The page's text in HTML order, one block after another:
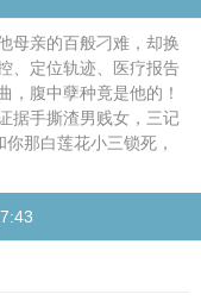
母亲的百般刁难，却换
、定位轨迹、医疗报告
，腹中孽种竟是他的！
据手撕渣男贱女，三记
那白莲花小三锁死，